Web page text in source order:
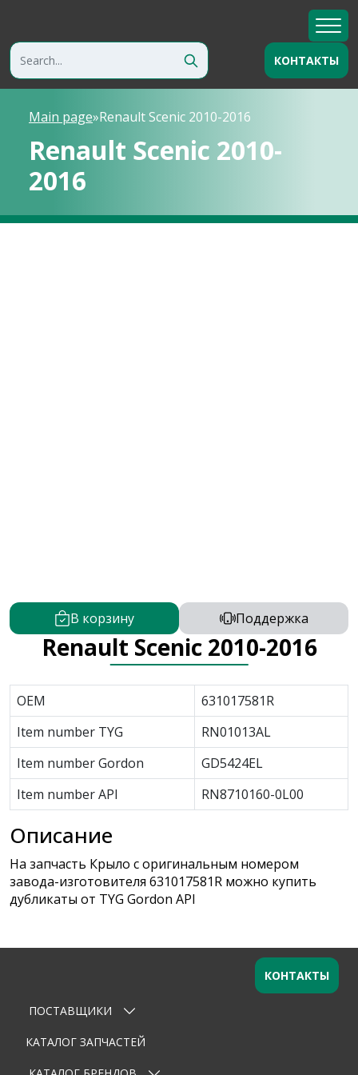
КОНТАКТЫ
Main page»Renault Scenic 2010-2016
Renault Scenic 2010-
2016
В корзину Поддержка
Renault Scenic 2010-2016
OEM
631017581R
Item number TYG
RN01013AL
Item number Gordon
GD5424EL
Item number API
RN8710160-0L00
Описание
На запчасть Крыло с оригинальным номером
завода-изготовителя 631017581R можно купить
дубликаты от TYG Gordon API
Оставьте заявку
Ваше имя
ПОСТАВЩИКИ
КАТАЛОГ ЗАПЧАСТЕЙ
КОНТАКТЫ